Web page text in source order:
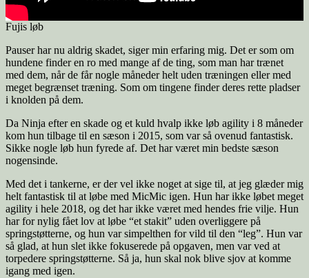
Fujis løb
Pauser har nu aldrig skadet, siger min erfaring mig. Det er som om
hundene finder en ro med mange af de ting, som man har trænet
med dem, når de får nogle måneder helt uden træningen eller med
meget begrænset træning. Som om tingene finder deres rette pladser
i knolden på dem.
Da Ninja efter en skade og et kuld hvalp ikke løb agility i 8 måneder
kom hun tilbage til en sæson i 2015, som var så ovenud fantastisk.
Sikke nogle løb hun fyrede af. Det har været min bedste sæson
nogensinde.
Med det i tankerne, er der vel ikke noget at sige til, at jeg glæder mig
helt fantastisk til at løbe med MicMic igen. Hun har ikke løbet meget
agility i hele 2018, og det har ikke været med hendes frie vilje. Hun
har for nylig fået lov at løbe “et stakit” uden overliggere på
springstøtterne, og hun var simpelthen for vild til den “leg”. Hun var
så glad, at hun slet ikke fokuserede på opgaven, men var ved at
torpedere springstøtterne. Så ja, hun skal nok blive sjov at komme
igang med igen.